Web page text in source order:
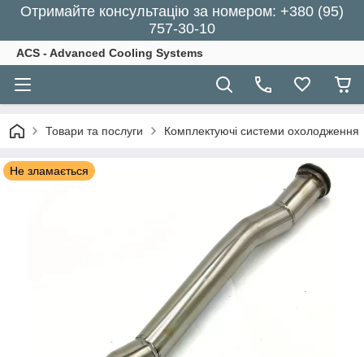
Отримайте консультацію за номером: +380 (95)
757-30-10
ACS - Advanced Cooling Systems
Товари та послуги Комплектуючі системи охолодження
Не зламається